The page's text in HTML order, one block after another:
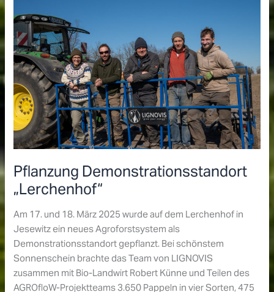
Abschlussbericht
ElmaR
III
veröffentlicht
Pflanzung Demonstrationsstandort
„Lerchenhof“
Am 17. und 18. März 2025 wurde auf dem Lerchenhof in
Jesewitz ein neues Agroforstsystem als
Demonstrationsstandort gepflanzt. Bei schönstem
Sonnenschein brachte das Team von LIGNOVIS
zusammen mit Bio-Landwirt Robert Künne und Teilen des
AGROfloW-Projektteams 3.650 Pappeln in vier Sorten, 475